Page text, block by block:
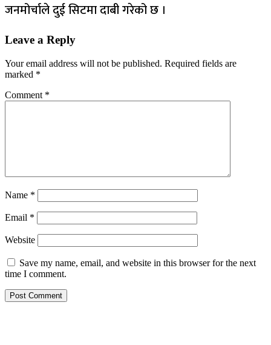
जनमोर्चाले दुई सिटमा दाबी गरेको छ ।
Leave a Reply
Your email address will not be published. Required fields are
marked *
Comment *
Name *
Email *
Website
Save my name, email, and website in this browser for the next
time I comment.